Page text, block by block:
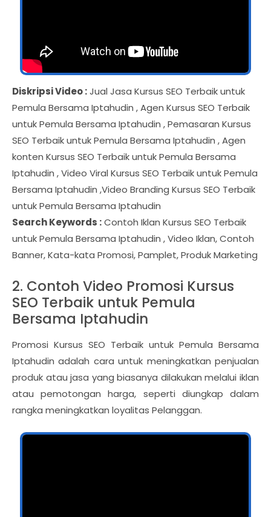
Diskripsi Video :Jual Jasa Kursus SEO Terbaik untuk
Pemula Bersama Iptahudin , Agen Kursus SEO Terbaik
untuk Pemula Bersama Iptahudin , Pemasaran Kursus
SEO Terbaik untuk Pemula Bersama Iptahudin , Agen
konten Kursus SEO Terbaik untuk Pemula Bersama
Iptahudin , Video Viral Kursus SEO Terbaik untuk Pemula
Bersama Iptahudin ,Video Branding Kursus SEO Terbaik
untuk Pemula Bersama Iptahudin
Search Keywords :Contoh Iklan Kursus SEO Terbaik
untuk Pemula Bersama Iptahudin , Video Iklan, Contoh
Banner, Kata-kata Promosi, Pamplet, Produk Marketing
2. Contoh Video Promosi Kursus
SEO Terbaik untuk Pemula
Bersama Iptahudin
Promosi Kursus SEO Terbaik untuk Pemula Bersama
Iptahudin adalah cara untuk meningkatkan penjualan
produk atau jasa yang biasanya dilakukan melalui iklan
atau pemotongan harga, seperti diungkap dalam
rangka meningkatkan loyalitas Pelanggan.